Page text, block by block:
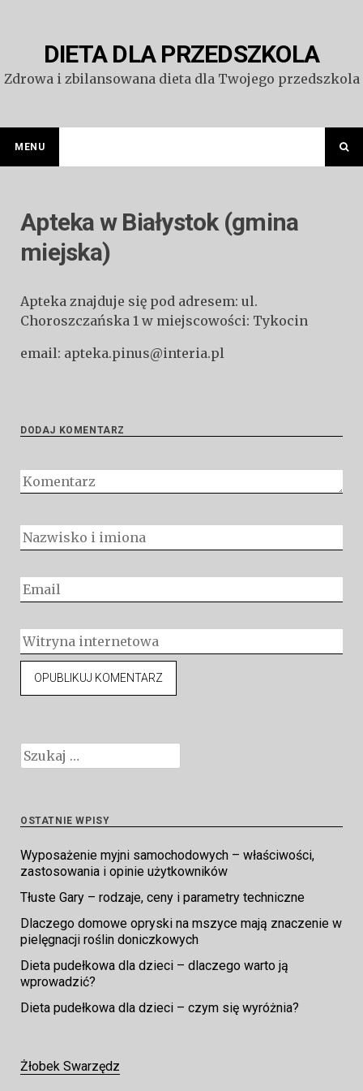
DIETA DLA PRZEDSZKOLA
Zdrowa i zbilansowana dieta dla Twojego przedszkola
MENU
Apteka w Białystok (gmina
miejska)
Apteka znajduje się pod adresem: ul.
Choroszczańska 1 w miejscowości: Tykocin
email: apteka.pinus@interia.pl
DODAJ KOMENTARZ
Szukaj:
OSTATNIE WPISY
Wyposażenie myjni samochodowych – właściwości,
zastosowania i opinie użytkowników
Tłuste Gary – rodzaje, ceny i parametry techniczne
Dlaczego domowe opryski na mszyce mają znaczenie w
pielęgnacji roślin doniczkowych
Dieta pudełkowa dla dzieci – dlaczego warto ją
wprowadzić?
Dieta pudełkowa dla dzieci – czym się wyróżnia?
Żłobek Swarzędz